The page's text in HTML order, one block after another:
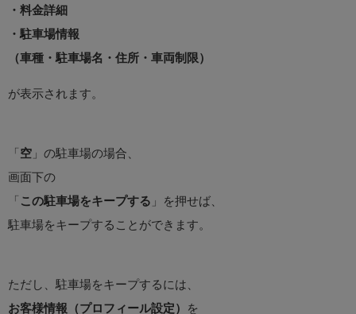
・料金詳細
・駐車場情報
（車種・駐車場名・住所・車両制限）
が表示されます。
「 空 」の駐車場の場合、
画面下の
「 この駐車場をキープする 」を押せば、
駐車場をキープすることができます。
ただし、駐車場をキープするには、
お客様情報（プロフィール設定）
を